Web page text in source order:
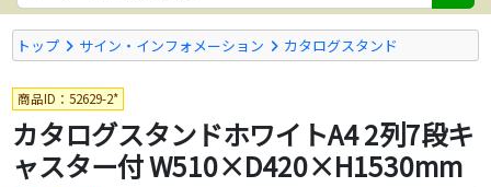
トップ サイン・インフォメーション カタログスタンド
商品ID：52629-2*
カタログスタンドホワイトA4 2列7段キ
ャスター付 W510×D420×H1530mm